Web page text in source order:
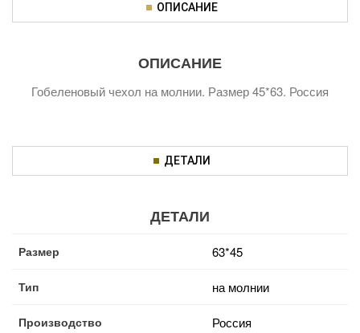
ОПИСАНИЕ
ОПИСАНИЕ
Гобеленовый чехол на молнии. Размер 45*63. Россия
ДЕТАЛИ
ДЕТАЛИ
Размер 63*45
Тип на молнии
Производство Россия